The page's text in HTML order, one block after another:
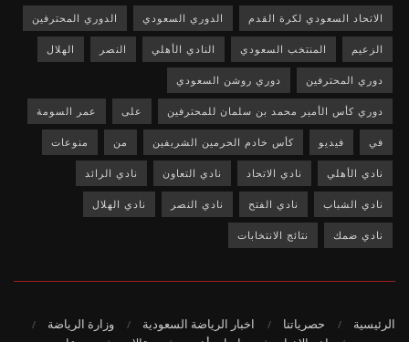
الاتحاد السعودي لكرة القدم الدوري السعودي الدوري المحترفين
الزعيم المنتخب السعودي النادي الأهلي النصر الهلال
دوري المحترفين دوري روشن السعودي
دوري كأس الأمير محمد بن سلمان للمحترفين على عمر السومة
في فيديو كأس خادم الحرمين الشريفين من منوعات
نادي الأهلي نادي الاتحاد نادي التعاون نادي الرائد
نادي الشباب نادي الفتح نادي النصر نادي الهلال
نادي ضمك نتائج الانتخابات
الرئيسية حصرياتنا اخبار الرياضة السعودية
وزارة الرياضة